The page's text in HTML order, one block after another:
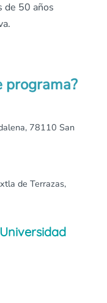
de 50 años
programa?
78110 San
de Terrazas,